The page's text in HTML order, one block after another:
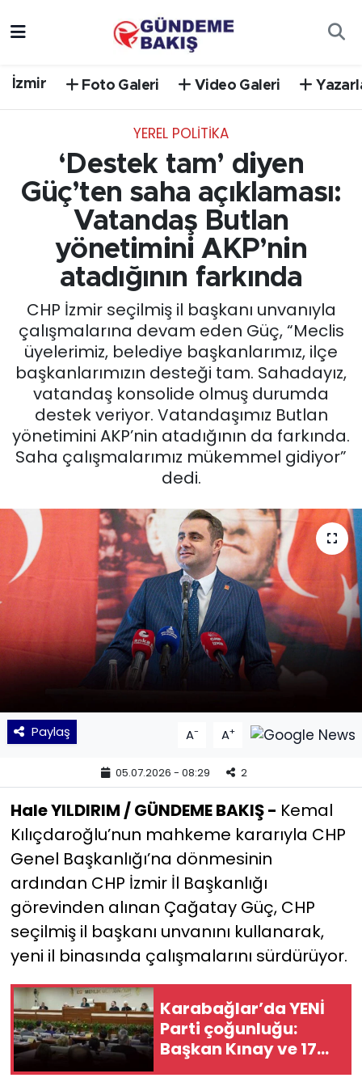
İzmir Foto Galeri Video Galeri
YEREL POLİTİKA
‘Destek tam’ diyen
Güç’ten saha açıklaması:
Vatandaş Butlan
yönetimini AKP’nin
atadığının farkında
CHP İzmir seçilmiş il başkanı unvanıyla
çalışmalarına devam eden Güç, “Meclis
üyelerimiz, belediye başkanlarımız, ilçe
başkanlarımızın desteği tam. Sahadayız,
vatandaş konsolide olmuş durumda
destek veriyor. Vatandaşımız Butlan
yönetimini AKP’nin atadığının da farkında.
Saha çalışmalarımız mükemmel gidiyor”
dedi.
Paylaş A- A+
05.07.2026 - 08:29 2
Hale YILDIRIM / GÜNDEME BAKIŞ - Kemal
Kılıçdaroğlu’nun mahkeme kararıyla CHP
Genel Başkanlığı’na dönmesinin
ardından CHP İzmir İl Başkanlığı
görevinden alınan Çağatay Güç, CHP
seçilmiş il başkanı unvanını kullanarak,
yeni il binasında çalışmalarını sürdürüyor.
Karabağlar’da YENİ
Parti çoğunluğu:
Başkan Kınay ve 17
meclis üyesi CHP’den
EGE
EĞİTİM
EKONOMİ
English News
GÜNCEL
KÜLTÜR SANAT
MAGAZİN
POLİTİKA
SAĞLIK
Siyaset
SPOR
TEKNOLOJİ
Yaşam
YEREL POLİTİKA
YEREL YÖNETİMLER
Yurt
Trafik Durumu
Süper Lig Puan Durumu ve Fikstür
Tüm Manşetler
Son Dakika Haberleri
Haber Arşivi